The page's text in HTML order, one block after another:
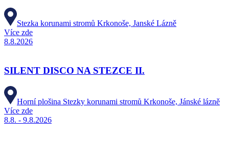
Stezka korunami stromů Krkonoše, Janské Lázně
Více zde
8.8.2026
SILENT DISCO NA STEZCE II.
Horní plošina Stezky korunami stromů Krkonoše, Jánské lázně
Více zde
8.8. - 9.8.2026